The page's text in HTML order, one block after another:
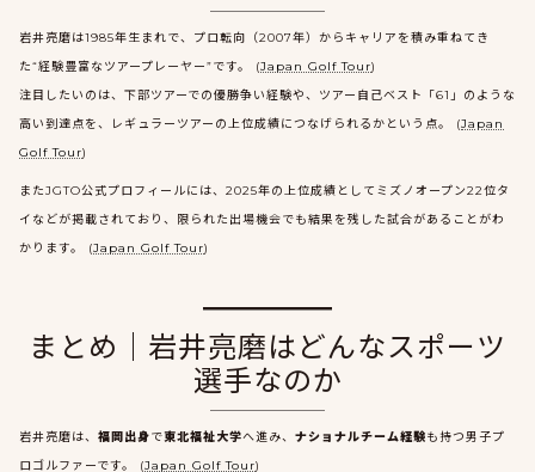
岩井亮磨は1985年生まれで、プロ転向（2007年）からキャリアを積み重ねてき
た“経験豊富なツアープレーヤー”です。 (Japan Golf Tour)
注目したいのは、下部ツアーでの優勝争い経験や、ツアー自己ベスト「61」のような
高い到達点を、レギュラーツアーの上位成績につなげられるかという点。 (Japan
Golf Tour)
またJGTO公式プロフィールには、2025年の上位成績としてミズノオープン22位タ
イなどが掲載されており、限られた出場機会でも結果を残した試合があることがわ
かります。 (Japan Golf Tour)
まとめ｜岩井亮磨はどんなスポーツ
選手なのか
岩井亮磨は、 福岡出身で東北福祉大学へ進み、 ナショナルチーム経験も持つ男子プ
ロゴルファーです。 (Japan Golf Tour)